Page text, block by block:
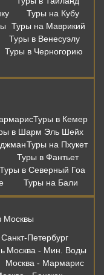
Туры на Кубу
Туры на Маврикий
Туры в Венесуэлу
Туры в Черногорию
Туры в Кемер
в Шарм Эль Шейх
Туры на Пхукет
Туры в Фантьет
Туры в Северный Гоа
Туры на Бали
Москвы
Петербург
Москва - Мин. Воды
Москва - Мармарис